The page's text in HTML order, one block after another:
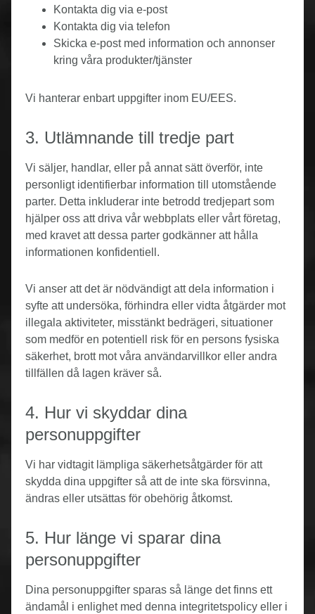
Kontakta dig via e-post
Kontakta dig via telefon
Skicka e-post med information och annonser
kring våra produkter/tjänster
Vi hanterar enbart uppgifter inom EU/EES.
3. Utlämnande till tredje part
Vi säljer, handlar, eller på annat sätt överför, inte
personligt identifierbar information till utomstående
parter. Detta inkluderar inte betrodd tredjepart som
hjälper oss att driva vår webbplats eller vårt företag,
med kravet att dessa parter godkänner att hålla
informationen konfidentiell.
Vi anser att det är nödvändigt att dela information i
syfte att undersöka, förhindra eller vidta åtgärder mot
illegala aktiviteter, misstänkt bedrägeri, situationer
som medför en potentiell risk för en persons fysiska
säkerhet, brott mot våra användarvillkor eller andra
tillfällen då lagen kräver så.
4. Hur vi skyddar dina
personuppgifter
Vi har vidtagit lämpliga säkerhetsåtgärder för att
skydda dina uppgifter så att de inte ska försvinna,
ändras eller utsättas för obehörig åtkomst.
5. Hur länge vi sparar dina
personuppgifter
Dina personuppgifter sparas så länge det finns ett
ändamål i enlighet med denna integritetspolicy eller i